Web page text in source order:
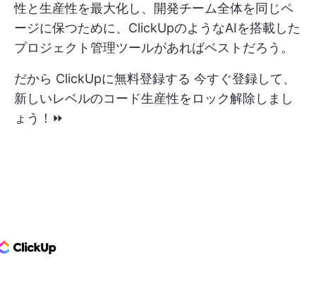
性と生産性を最大化し、開発チーム全体を同じペ
ージに保つために、ClickUpのようなAIを搭載した
プロジェクト管理ツールがあればベストだろう。
だから ClickUpに無料登録する 今すぐ登録して、
新しいレベルのコード生産性をロック解除しまし
ょう！⏩
Logo